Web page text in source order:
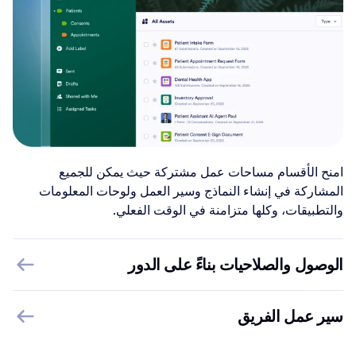
امنح الأقسام مساحات عمل مشتركة حيث يمكن للجميع
المشاركة في إنشاء النماذج وسير العمل ولوحات المعلومات
والتطبيقات، وكلها متزامنة في الوقت الفعلي.
الوصول والصلاحيات بناءً على الدور
سير عمل الفريق